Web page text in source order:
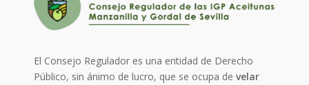
El Consejo Regulador es una entidad de Derecho
Público, sin ánimo de lucro, que se ocupa develar